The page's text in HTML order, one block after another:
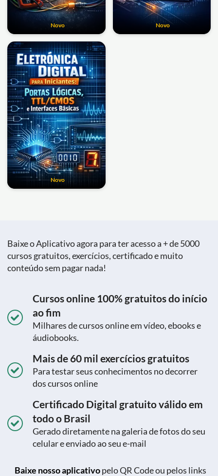
Novo Novo
Novo
Baixe o Aplicativo agora para ter acesso a + de 5000
cursos gratuitos, exercícios, certificado e muito
conteúdo sem pagar nada!
Cursos online 100% gratuitos do início
ao fim
Milhares de cursos online em vídeo, ebooks e
áudiobooks.
Mais de 60 mil exercícios gratuitos
Para testar seus conhecimentos no decorrer
dos cursos online
Certificado Digital gratuito válido em
todo o Brasil
Gerado diretamente na galeria de fotos do seu
celular e enviado ao seu e-mail
Baixe nosso aplicativopelo QR Code ou pelos links